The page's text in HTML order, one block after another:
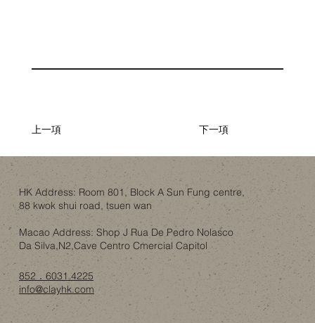
上一項 下一項
HK Address: Room 801, Block A Sun Fung centre,
88 kwok shui road, tsuen wan
Macao Address: Shop J Rua De Pedro Nolasco
Da Silva,N2,Cave Centro Cmercial Capitol
852．6031 4225
info@clayhk.com